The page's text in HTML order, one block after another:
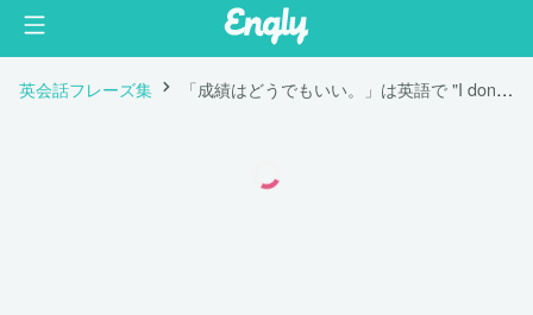
英会話フレーズ集 「成績はどうでもいい。」は英語で "I don't care about my grades."